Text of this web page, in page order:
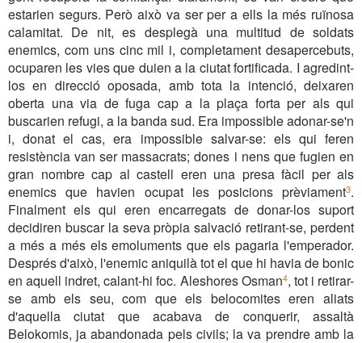
estarien segurs. Però això va ser per a ells la més ruïnosa
calamitat. De nit, es desplegà una multitud de soldats
enemics, com uns cinc mil i, completament desapercebuts,
ocuparen les vies que duien a la ciutat fortificada. I agredint-
los en direcció oposada, amb tota la intenció, deixaren
oberta una via de fuga cap a la plaça forta per als qui
buscarien refugi, a la banda sud. Era impossible adonar-se'n
i, donat el cas, era impossible salvar-se: els qui feren
resistència van ser massacrats; dones i nens que fugien en
gran nombre cap al castell eren una presa fàcil per als
enemics que havien ocupat les posicions prèviament3.
Finalment els qui eren encarregats de donar-los suport
decidiren buscar la seva pròpia salvació retirant-se, perdent
a més a més els emoluments que els pagaria l'emperador.
Després d'això, l'enemic aniquilà tot el que hi havia de bonic
en aquell indret, calant-hi foc. Aleshores Osman4, tot i retirar-
se amb els seu, com que els belocomites eren aliats
d'aquella ciutat que acabava de conquerir, assaltà
Belokomis, ja abandonada pels civils; la va prendre amb la